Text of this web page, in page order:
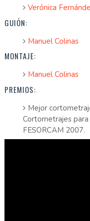
Verónica
GUIÓN:
Manuel Colinas
MONTAJE:
Manuel Colinas
PREMIOS:
Mejor
Cortometrajes
FESORCAM 2007.